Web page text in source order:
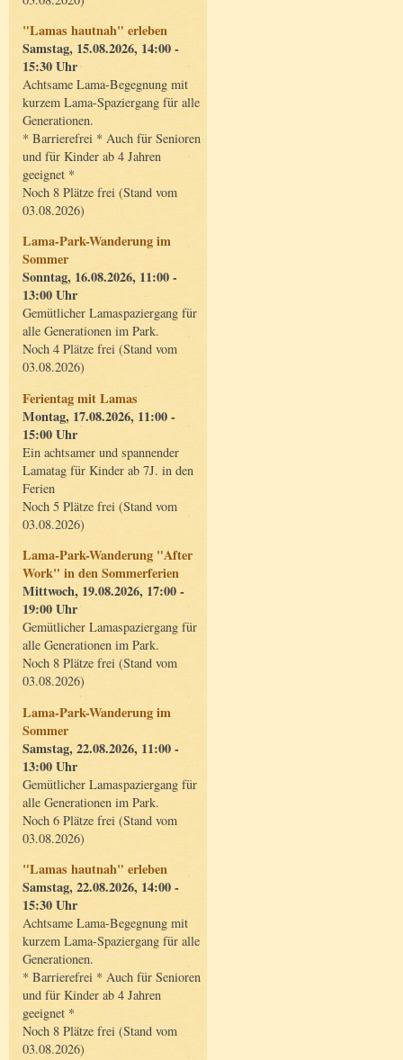
"Lamas hautnah" erleben
Samstag, 15.08.2026, 14:00 -
15:30 Uhr
Achtsame Lama-Begegnung mit
kurzem Lama-Spaziergang für alle
Generationen.
* Barrierefrei * Auch für Senioren
und für Kinder ab 4 Jahren
geeignet *
Noch 8 Plätze frei (Stand vom
03.08.2026)
Lama-Park-Wanderung im
Sommer
Sonntag, 16.08.2026, 11:00 -
13:00 Uhr
Gemütlicher Lamaspaziergang für
alle Generationen im Park.
Noch 4 Plätze frei (Stand vom
03.08.2026)
Ferientag mit Lamas
Montag, 17.08.2026, 11:00 -
15:00 Uhr
Ein achtsamer und spannender
Lamatag für Kinder ab 7J. in den
Ferien
Noch 5 Plätze frei (Stand vom
03.08.2026)
Lama-Park-Wanderung "After
Work" in den Sommerferien
Mittwoch, 19.08.2026, 17:00 -
19:00 Uhr
Gemütlicher Lamaspaziergang für
alle Generationen im Park.
Noch 8 Plätze frei (Stand vom
03.08.2026)
Lama-Park-Wanderung im
Sommer
Samstag, 22.08.2026, 11:00 -
13:00 Uhr
Gemütlicher Lamaspaziergang für
alle Generationen im Park.
Noch 6 Plätze frei (Stand vom
03.08.2026)
"Lamas hautnah" erleben
Samstag, 22.08.2026, 14:00 -
15:30 Uhr
Achtsame Lama-Begegnung mit
kurzem Lama-Spaziergang für alle
Generationen.
* Barrierefrei * Auch für Senioren
und für Kinder ab 4 Jahren
geeignet *
Noch 8 Plätze frei (Stand vom
03.08.2026)